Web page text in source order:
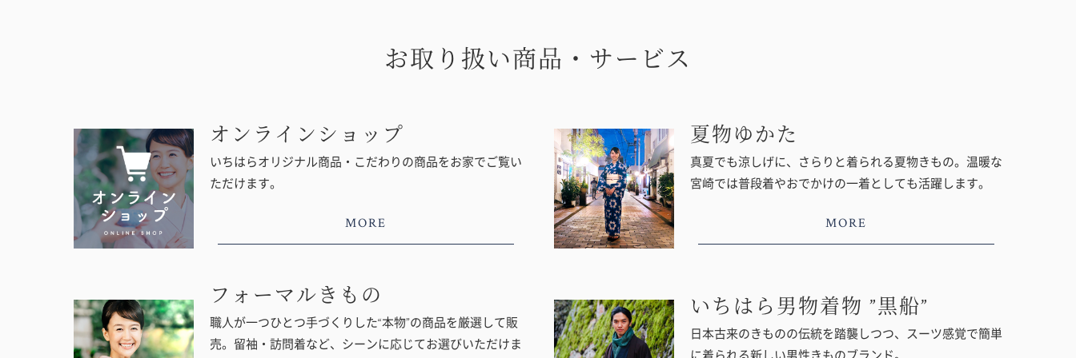
お取り扱い商品・サービス
オンラインショップ
いちはらオリジナル商品・こだわりの商品をお家でご覧い
ただけます。
MORE
夏物ゆかた
真夏でも涼しげに、さらりと着られる夏物きもの。温暖な
宮崎では普段着やおでかけの一着としても活躍します。
MORE
フォーマルきもの
職人が一つひとつ手づくりした“本物”の商品を厳選して販
売。留袖・訪問着など、シーンに応じてお選びいただけま
いちはら男物着物 ”黒船”
日本古来のきものの伝統を踏襲しつつ、スーツ感覚で簡単